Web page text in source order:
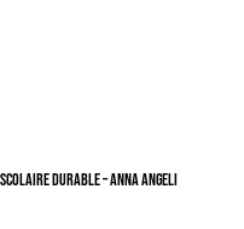
durable – Anna Angeli